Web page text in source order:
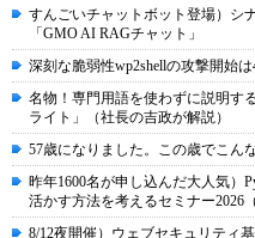
すんごいチャットボット登場）シ
「GMO AI RAGチャット」
深刻な脆弱性wp2shellの攻撃開始
名物！専門用語を使わずに説明す
ライト」（社長の吉政が解説）
57歳になりました。この歳でこん
昨年1600名が申し込んだ大人気）
活かす方法を考えるセミナー2026
8/12夜開催）ウェブセキュリティ